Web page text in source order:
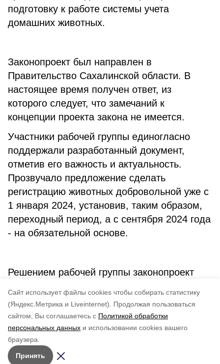
Cайт использует файлы cookies чтобы собирать статистику
(Яндекс.Метрика и Liveinternet).
Продолжая пользоваться
сайтом, Вы соглашаетесь с Политикой обработки
персональных данных и использовании cookies вашего
браузера.
Принять
подготовку к работе системы учета
домашних животных.
Законопроект был направлен в
Правительство Сахалинской области. В
настоящее время получен ответ, из
которого следует, что замечаний к
концепции проекта закона не имеется.
Участники рабочей группы единогласно
поддержали разработанный документ,
отметив его важность и актуальность.
Прозвучало предложение сделать
регистрацию животных добровольной уже с
1 января 2024, установив, таким образом,
переходный период, а с сентября 2024 года
- на обязательной основе.
Решением рабочей группы законопроект
Думу.
по оценке
5